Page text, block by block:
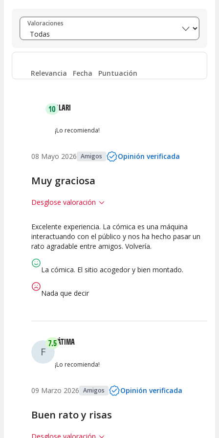
Entre 8 y 10 (1)
Entre 6 y 8 (1)
Entre 4 y 6 0
Valoraciones
Relevancia Fecha Puntuación
10CLARI
¡Lo recomienda!
08 Mayo 2026 Amigos Opinión verificada
Muy graciosa
Desglose valoración
10
Calidad del
10
Puesta en
10
Interpretación
Excelente experiencia. La cómica es una máquina
interactuando con el público y nos ha hecho pasar un
rato agradable entre amigos. Volvería.
La cómica. El sitio acogedor y bien montado.
Nada que decir
F
7.5FÁTIMA
¡Lo recomienda!
09 Marzo 2026 Amigos Opinión verificada
Buen rato y risas